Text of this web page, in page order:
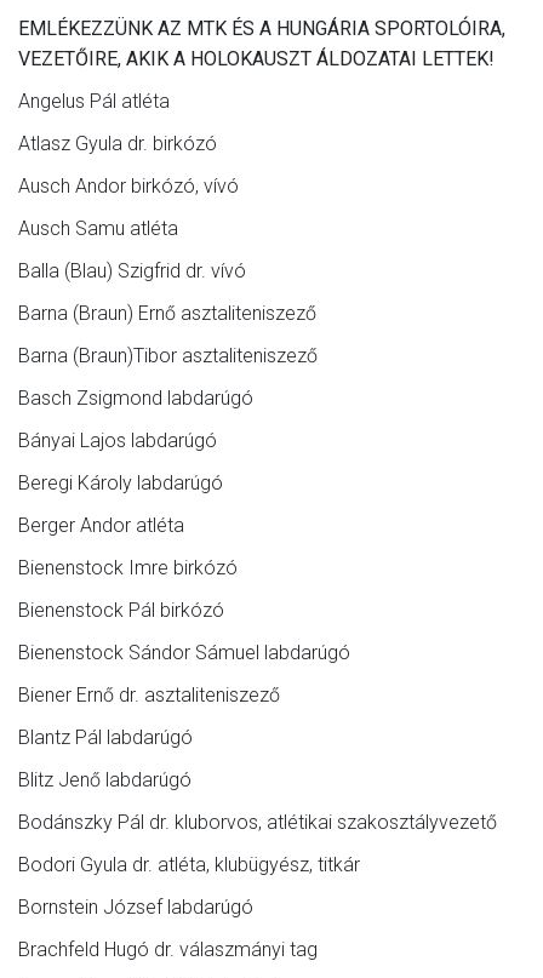
EMLÉKEZZÜNK AZ MTK ÉS A HUNGÁRIA SPORTOLÓIRA,
VEZETŐIRE, AKIK A HOLOKAUSZT ÁLDOZATAI LETTEK!
Angelus Pál atléta
Atlasz Gyula dr. birkózó
Ausch Andor birkózó, vívó
Ausch Samu atléta
Balla (Blau) Szigfrid dr. vívó
Barna (Braun) Ernő asztaliteniszező
Barna (Braun)Tibor asztaliteniszező
Basch Zsigmond labdarúgó
Bányai Lajos labdarúgó
Beregi Károly labdarúgó
Berger Andor atléta
Bienenstock Imre birkózó
Bienenstock Pál birkózó
Bienenstock Sándor Sámuel labdarúgó
Biener Ernő dr. asztaliteniszező
Blantz Pál labdarúgó
Blitz Jenő labdarúgó
Bodánszky Pál dr. kluborvos, atlétikai szakosztályvezető
Bodori Gyula dr. atléta, klubügyész, titkár
Bornstein József labdarúgó
Brachfeld Hugó dr. válaszmányi tag